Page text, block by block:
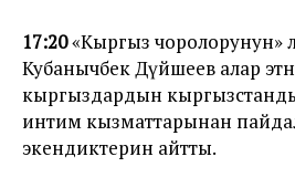
17:20«Кыргыз чоролорунун»
Кубанычбек Дүйшеев алар
кыргыздардын
интим кызматтарынан
экендиктерин айтты.